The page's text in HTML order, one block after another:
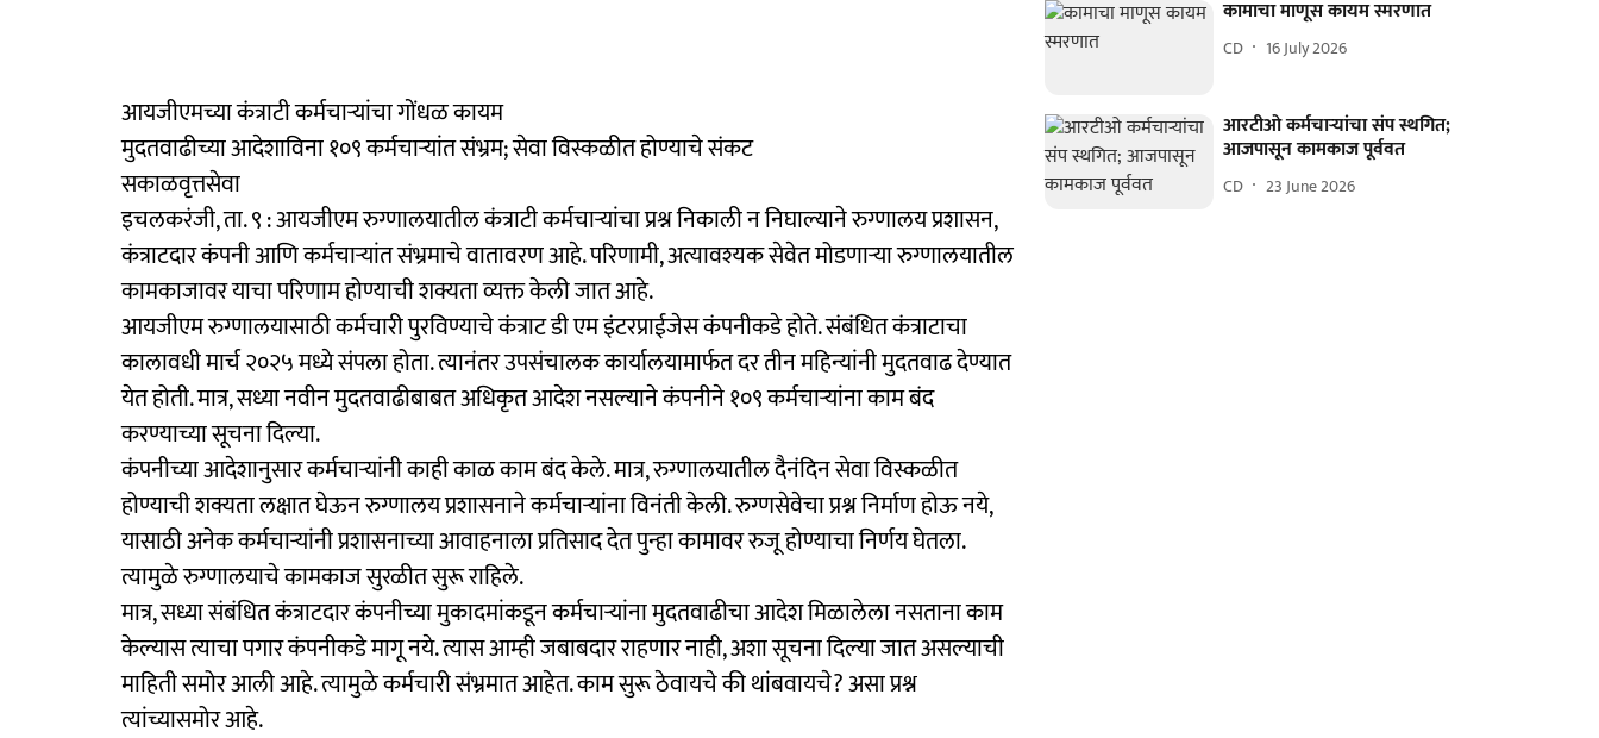
आयजीएमच्या कंत्राटी कर्मचाऱ्यांचा गोंधळ कायम
मुदतवाढीच्या आदेशाविना १०९ कर्मचाऱ्यांत संभ्रम; सेवा विस्कळीत होण्याचे संकट
सकाळवृत्तसेवा
इचलकरंजी, ता. ९ : आयजीएम रुग्णालयातील कंत्राटी कर्मचाऱ्यांचा प्रश्न निकाली न निघाल्याने रुग्णालय प्रशासन,
कंत्राटदार कंपनी आणि कर्मचाऱ्यांत संभ्रमाचे वातावरण आहे. परिणामी, अत्यावश्यक सेवेत मोडणाऱ्या रुग्णालयातील
कामकाजावर याचा परिणाम होण्याची शक्यता व्यक्त केली जात आहे.
आयजीएम रुग्णालयासाठी कर्मचारी पुरविण्याचे कंत्राट डी एम इंटरप्राईजेस कंपनीकडे होते. संबंधित कंत्राटाचा
कालावधी मार्च २०२५ मध्ये संपला होता. त्यानंतर उपसंचालक कार्यालयामार्फत दर तीन महिन्यांनी मुदतवाढ देण्यात
येत होती. मात्र, सध्या नवीन मुदतवाढीबाबत अधिकृत आदेश नसल्याने कंपनीने १०९ कर्मचाऱ्यांना काम बंद
करण्याच्या सूचना दिल्या.
कंपनीच्या आदेशानुसार कर्मचाऱ्यांनी काही काळ काम बंद केले. मात्र, रुग्णालयातील दैनंदिन सेवा विस्कळीत
होण्याची शक्यता लक्षात घेऊन रुग्णालय प्रशासनाने कर्मचाऱ्यांना विनंती केली. रुग्णसेवेचा प्रश्न निर्माण होऊ नये,
यासाठी अनेक कर्मचाऱ्यांनी प्रशासनाच्या आवाहनाला प्रतिसाद देत पुन्हा कामावर रुजू होण्याचा निर्णय घेतला.
त्यामुळे रुग्णालयाचे कामकाज सुरळीत सुरू राहिले.
मात्र, सध्या संबंधित कंत्राटदार कंपनीच्या मुकादमांकडून कर्मचाऱ्यांना मुदतवाढीचा आदेश मिळालेला नसताना काम
केल्यास त्याचा पगार कंपनीकडे मागू नये. त्यास आम्ही जबाबदार राहणार नाही, अशा सूचना दिल्या जात असल्याची
माहिती समोर आली आहे. त्यामुळे कर्मचारी संभ्रमात आहेत. काम सुरू ठेवायचे की थांबवायचे? असा प्रश्न
त्यांच्यासमोर आहे.
कामाचा माणूस कायम स्मरणात
CD 16 July 2026
आरटीओ कर्मचाऱ्यांचा संप स्थगित;
आजपासून कामकाज पूर्ववत
CD 23 June 2026